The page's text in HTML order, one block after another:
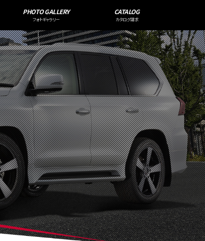
PHOTO GALLERY
フォトギャラリー
CATALOG
カタログ請求